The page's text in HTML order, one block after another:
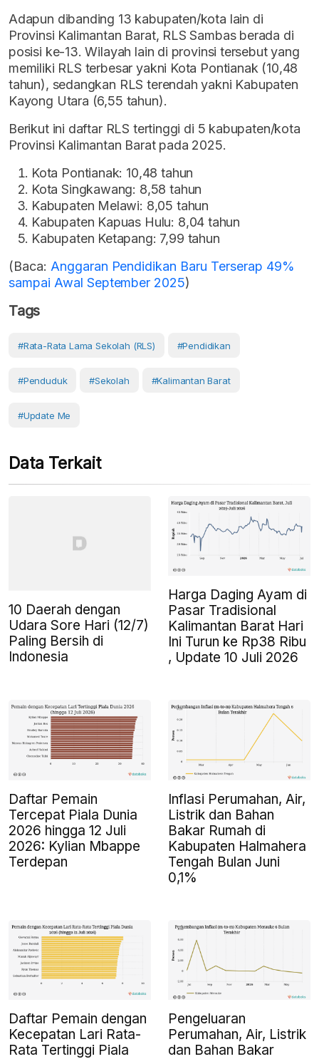
Adapun dibanding 13 kabupaten/kota lain di
Provinsi Kalimantan Barat, RLS Sambas berada di
posisi ke-13. Wilayah lain di provinsi tersebut yang
memiliki RLS terbesar yakni Kota Pontianak (10,48
tahun), sedangkan RLS terendah yakni Kabupaten
Kayong Utara (6,55 tahun).
Berikut ini daftar RLS tertinggi di 5 kabupaten/kota
Provinsi Kalimantan Barat pada 2025.
Kota Pontianak: 10,48 tahun
Kota Singkawang: 8,58 tahun
Kabupaten Melawi: 8,05 tahun
Kabupaten Kapuas Hulu: 8,04 tahun
Kabupaten Ketapang: 7,99 tahun
(Baca: Anggaran Pendidikan Baru Terserap 49%
sampai Awal September 2025)
Tags
#Rata-Rata Lama Sekolah (RLS) #Pendidikan
#Penduduk #Sekolah #Kalimantan Barat
#Update Me
Data Terkait
10 Daerah dengan
Udara Sore Hari (12/7)
Paling Bersih di
Indonesia
Harga Daging Ayam di
Pasar Tradisional
Kalimantan Barat Hari
Ini Turun ke Rp38 Ribu
, Update 10 Juli 2026
Daftar Pemain
Tercepat Piala Dunia
2026 hingga 12 Juli
2026: Kylian Mbappe
Terdepan
Inflasi Perumahan, Air,
Listrik dan Bahan
Bakar Rumah di
Kabupaten Halmahera
Tengah Bulan Juni
0,1%
Daftar Pemain dengan
Kecepatan Lari Rata-
Rata Tertinggi Piala
Pengeluaran
Perumahan, Air, Listrik
dan Bahan Bakar